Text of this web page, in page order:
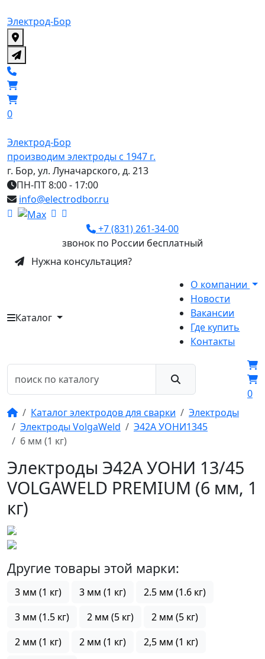
Электрод-Бор
0
Электрод-Бор
производим электроды с 1947 г.
г. Бор, ул. Луначарского, д. 213
ПН-ПТ 8:00 - 17:00
info@electrodbor.ru
+7 (831) 261-34-00
звонок по России бесплатный
Нужна консультация?
Каталог
О компании
Новости
Вакансии
Где купить
Контакты
0
Каталог электродов для сварки
Электроды
Электроды VolgaWeld
Э42А УОНИ1345
6 мм (1 кг)
Электроды Э42А УОНИ 13/45
VOLGAWELD PREMIUM (6 мм, 1
кг)
Другие товары этой марки:
3 мм (1 кг) 3 мм (1 кг)
2.5 мм (1.6 кг)
3 мм (1.5 кг)
2 мм (5 кг)
2 мм (5 кг)
2 мм (1 кг)
2 мм (1 кг)
2,5 мм (1 кг)